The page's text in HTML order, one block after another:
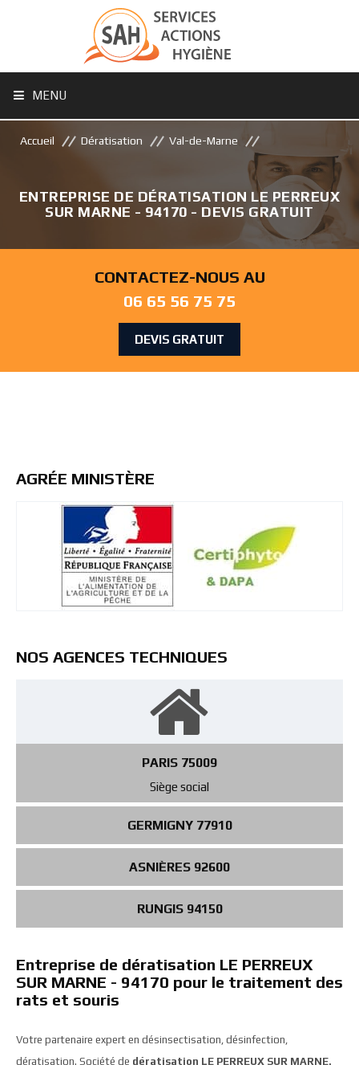
MENU
Accueil Dératisation Val-de-Marne
ENTREPRISE DE DÉRATISATION LE PERREUX
SUR MARNE - 94170 - DEVIS GRATUIT
CONTACTEZ-NOUS AU
06 65 56 75 75
DEVIS GRATUIT
AGRÉE MINISTÈRE
NOS AGENCES TECHNIQUES
PARIS 75009
Siège social
GERMIGNY 77910
ASNIÈRES 92600
RUNGIS 94150
Entreprise de dératisation LE PERREUX
SUR MARNE - 94170 pour le traitement des
rats et souris
Votre partenaire expert en désinsectisation, désinfection,
dératisation. Société de dératisation LE PERREUX SUR MARNE.